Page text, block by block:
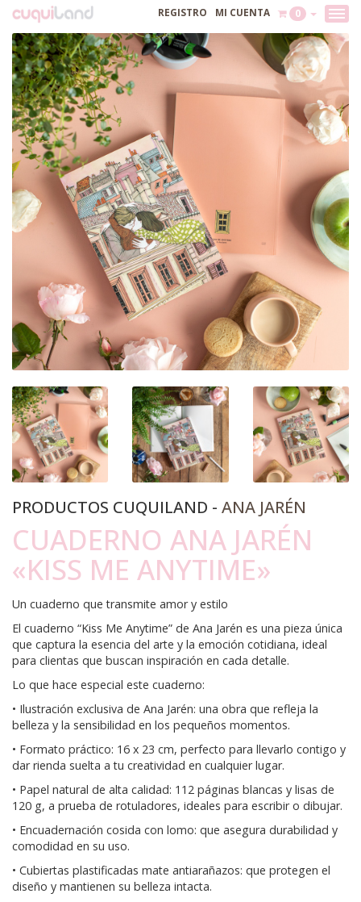
REGISTRO MI CUENTA 0
PRODUCTOS CUQUILAND - ANA JARÉN
CUADERNO ANA JARÉN
«KISS ME ANYTIME»
Un cuaderno que transmite amor y estilo
El cuaderno “Kiss Me Anytime” de Ana Jarén es una pieza única
que captura la esencia del arte y la emoción cotidiana, ideal
para clientas que buscan inspiración en cada detalle.
Lo que hace especial este cuaderno:
• Ilustración exclusiva de Ana Jarén: una obra que refleja la
belleza y la sensibilidad en los pequeños momentos.
• Formato práctico: 16 x 23 cm, perfecto para llevarlo contigo y
dar rienda suelta a tu creatividad en cualquier lugar.
• Papel natural de alta calidad: 112 páginas blancas y lisas de
120 g, a prueba de rotuladores, ideales para escribir o dibujar.
• Encuadernación cosida con lomo: que asegura durabilidad y
comodidad en su uso.
• Cubiertas plastificadas mate antiarañazos: que protegen el
diseño y mantienen su belleza intacta.